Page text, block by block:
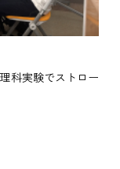
科実験でストロー